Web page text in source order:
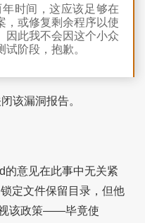
时间，这应该足够在
，或修复剩余程序以使
因此我不会因这个小众
阶段，抱歉。
该漏洞报告。
的意见在此事中无关紧
定文件保留目录，但他
该政策——毕竟使